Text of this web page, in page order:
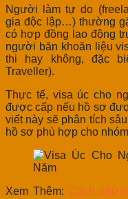
Người làm tự do
gia độc lập…) thường
có hợp đồng lao động
người băn khoăn liệu
thi hay không, đặc
Traveller).
Thực tế, visa úc cho
được cấp nếu hồ sơ
viết này sẽ phân tích
hồ sơ phù hợp cho
Xem Thêm: Cách